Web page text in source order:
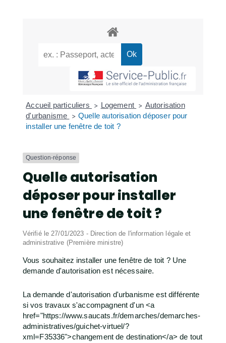
Accueil particuliers > Logement > Autorisation
d'urbanisme
> Quelle autorisation déposer pour
installer une fenêtre de toit ?
Question-réponse
Quelle autorisation
déposer pour installer
une fenêtre de toit ?
Vérifié le 27/01/2023 - Direction de l'information légale et
administrative (Première ministre)
Vous souhaitez installer une fenêtre de toit ? Une
demande d'autorisation est nécessaire.
La demande d'autorisation d'urbanisme est différente
si vos travaux s'accompagnent d'un <a
href="https://www.saucats.fr/demarches/demarches-
administratives/guichet-virtuel/?
xml=F35336">changement de destination</a> de tout